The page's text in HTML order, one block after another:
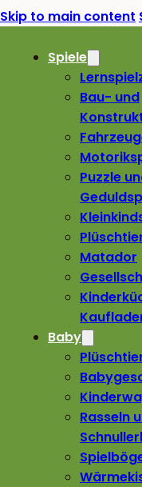
Skip to main content
Spiele
Bau- und
Puzzle
Matador
Baby
Rasseln